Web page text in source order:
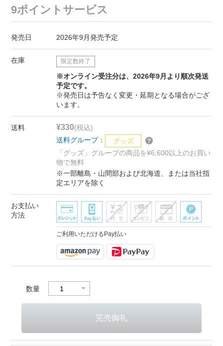
9ポイントサービス
発売日 2026年9月発売予定
在庫 限定数終了
※オンライン受注分は、2026年9月より順次発送
予定です。
※発売日は予告なく変更・延期となる場合がござ
います。
送料 ¥330(税込)
送料グループ：
グッズ
「グッズ」グループの商品を¥6,600以上のお買い
物で無料
※一部離島・山間部および北海道、または当社指
定エリアを除く
お支払い
方法
ご利用いただけるPay払い
数量